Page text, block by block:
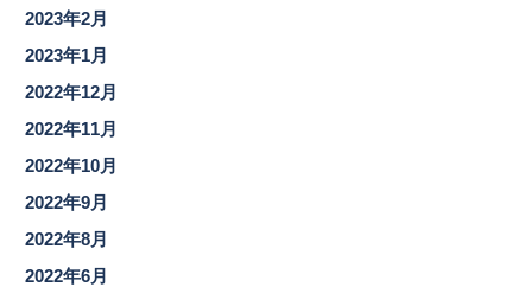
2023年2月
2023年1月
2022年12月
2022年11月
2022年10月
2022年9月
2022年8月
2022年6月